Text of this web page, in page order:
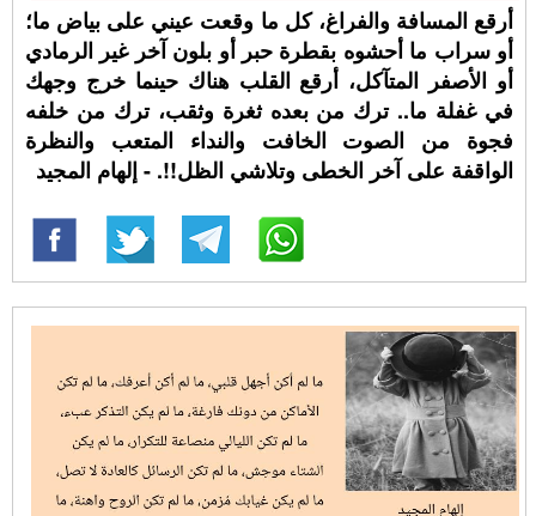
أرقع المسافة والفراغ، كل ما وقعت عيني على بياض ما؛
أو سراب ما أحشوه بقطرة حبر أو بلون آخر غير الرمادي
أو الأصفر المتآكل، أرقع القلب هناك حينما خرج وجهك
في غفلة ما.. ترك من بعده ثغرة وثقب، ترك من خلفه
فجوة من الصوت الخافت والنداء المتعب والنظرة
الواقفة على آخر الخطى وتلاشي الظل!!. - إلهام المجيد